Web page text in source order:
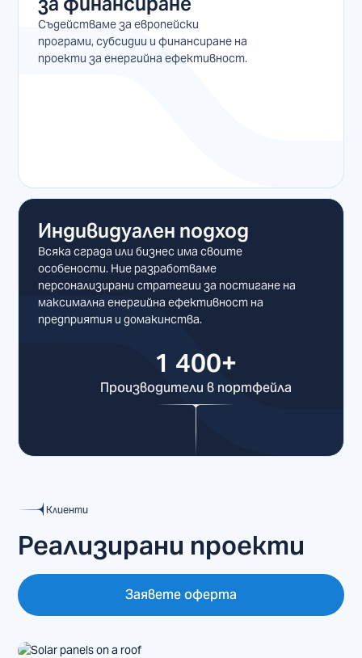
Съдействаме за европейски
програми, субсидии и финансиране на
проекти за енергийна ефективност.
Индивидуален подход
Всяка сграда или бизнес има своите
особености. Ние разработваме
персонализирани стратегии за постигане на
максимална енергийна ефективност на
предприятия и домакинства.
1 400+
Производители в портфейла
Клиенти
Реализирани проекти
Заявете оферта